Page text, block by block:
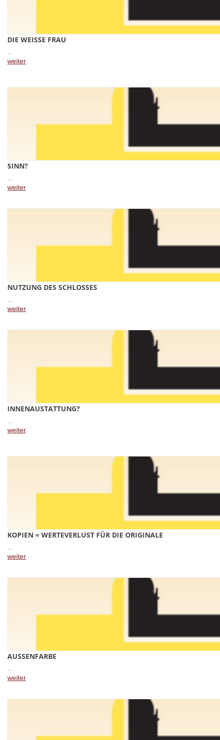
DIE WEISSE FRAU
...
weiter
SINN?
...
weiter
NUTZUNG DES SCHLOSSES
...
weiter
INNENAUSTATTUNG?
...
weiter
KOPIEN = WERTEVERLUST FÜR DIE ORIGINALE
...
weiter
AUSSENFARBE
...
weiter